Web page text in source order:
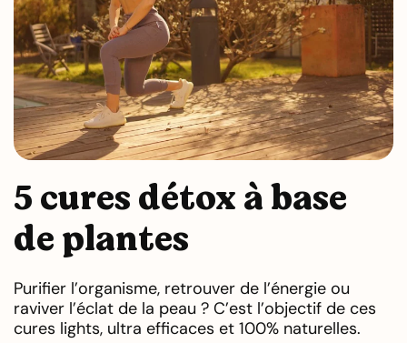
5 cures détox à base
de plantes
Purifier l’organisme, retrouver de l’énergie ou
raviver l’éclat de la peau ? C’est l’objectif de ces
cures lights, ultra efficaces et 100% naturelles.